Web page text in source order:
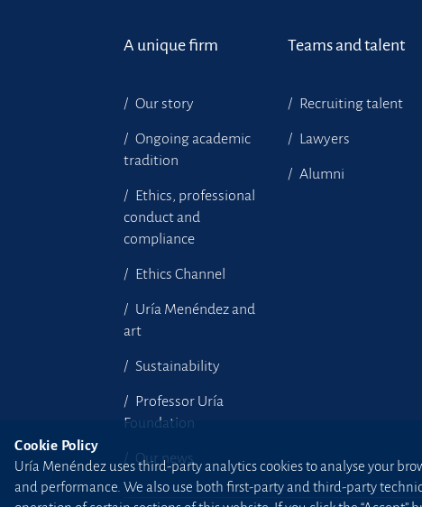
A unique firm
Our story
Ongoing academic
tradition
Ethics, professional
conduct and
compliance
Ethics Channel
Uría Menéndez and
art
Sustainability
Professor Uría
Foundation
Our news
Teams and talent
Recruiting talent
Lawyers
Alumni
Cookie Policy
Uría Menéndez uses third-party analytics cookies to analyse your
and performance. We also use both first-party and third-party